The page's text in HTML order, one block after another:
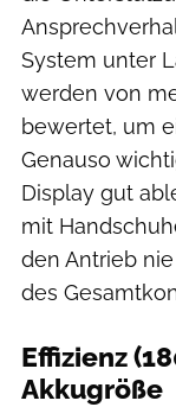
System unter
werden von
bewertet, um
Genauso
Display gut
mit
den Antrieb
des
Effizienz
Akkugröße